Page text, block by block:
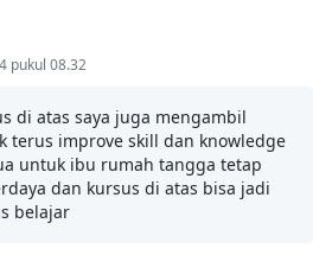
pukul 08.32
di atas saya juga mengambil
terus improve skill dan knowledge
untuk ibu rumah tangga tetap
dan kursus di atas bisa jadi
belajar